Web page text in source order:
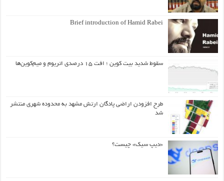
Brief introduction of Hamid Rabei
سقوط شدید بیت کوین ؛ افت ۱۵ درصدی اتریوم و میم‌کوین‌ها
طرح افزودن اراضی پادگان ارتش مشهد به محدوده شهری منتشر
شد
«دیپ سیک» چیست؟